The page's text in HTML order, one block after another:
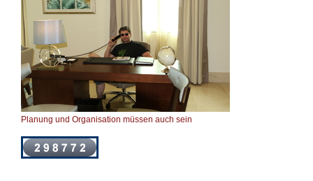
Planung und Organisation müssen auch sein